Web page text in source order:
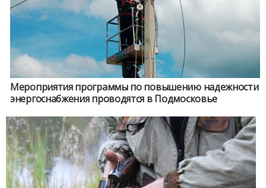
Мероприятия программы по повышению надежности
энергоснабжения проводятся в Подмосковье